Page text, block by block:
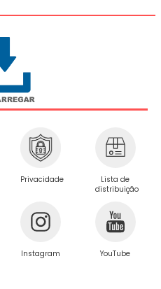
Privacidade
Lista de
distribuição
Instagram YouTube